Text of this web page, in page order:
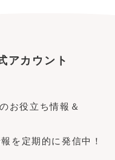
アカウント
お役立ち情報＆
を定期的に発信中！